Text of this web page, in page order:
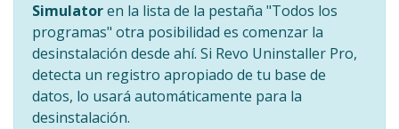
Simulatoren la lista de la pestaña "Todos los
programas" otra posibilidad es comenzar la
desinstalación desde ahí. Si Revo Uninstaller Pro,
detecta un registro apropiado de tu base de
datos, lo usará automáticamente para la
desinstalación.